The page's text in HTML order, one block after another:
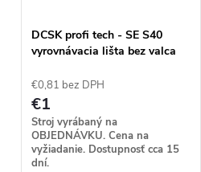
DCSK profi tech - SE S40
vyrovnávacia lišta bez valca
€0,81 bez DPH
€1
Stroj vyrábaný na
OBJEDNÁVKU. Cena na
vyžiadanie. Dostupnosť cca 15
dní.